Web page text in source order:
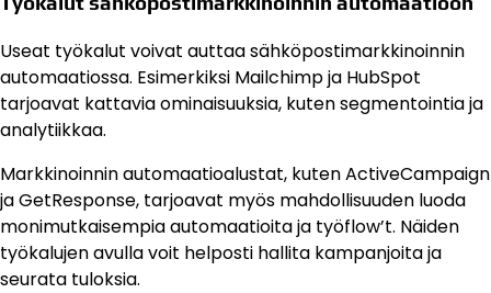
Useat työkalut voivat auttaa sähköpostimarkkinoinnin
automaatiossa. Esimerkiksi Mailchimp ja HubSpot
tarjoavat kattavia ominaisuuksia, kuten segmentointia ja
analytiikkaa.
Markkinoinnin automaatioalustat, kuten ActiveCampaign
ja GetResponse, tarjoavat myös mahdollisuuden luoda
monimutkaisempia automaatioita ja työflow’t. Näiden
työkalujen avulla voit helposti hallita kampanjoita ja
seurata tuloksia.